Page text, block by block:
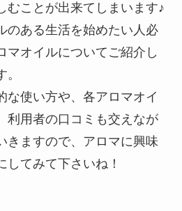
むことが出来てしまいます♪
のある生活を始めたい人必
マオイルについてご紹介し
な使い方や、各アロマオイ
利用者の口コミも交えなが
きますので、アロマに興味
てみて下さいね！